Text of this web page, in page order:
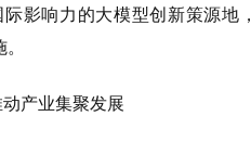
际影响力的大模型创新策源地
产业集聚发展